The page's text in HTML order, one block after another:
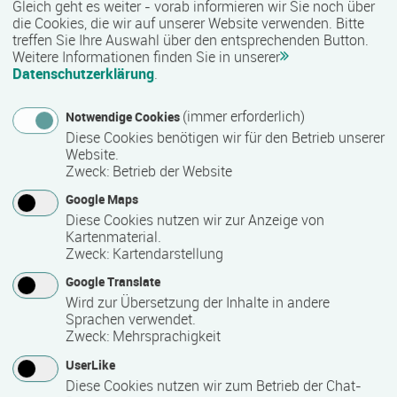
Termin
Bemerkungen zum Termin
Vollzeit, insgesamt 48 Stunden
Mindest­teilnehmer­anzahl
10
Maximale Teilnehmerzahl
50
Gleich geht es weiter - vorab informieren wir Sie noch über
die Cookies, die wir auf unserer Website verwenden. Bitte
treffen Sie Ihre Auswahl über den entsprechenden Button.
Weitere Informationen finden Sie in unserer
Datenschutzerklärung.
Notwendige Cookies (immer erforderlich)
Diese Cookies benötigen wir für den Betrieb unserer
Website.
Zweck: Betrieb der Website
Google Maps
Diese Cookies nutzen wir zur Anzeige von
Kartenmaterial.
Zweck: Kartendarstellung
Google Translate
Wird zur Übersetzung der Inhalte in andere
Sprachen verwendet.
Zweck: Mehrsprachigkeit
UserLike
Diese Cookies nutzen wir zum Betrieb der Chat-